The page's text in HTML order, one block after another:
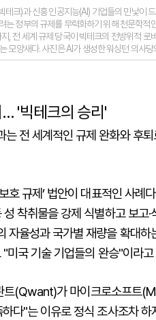
크)과 신흥 인공지능(AI) 기업들의 민낯이
는 정부의 규제를 무력화하기 위해 천문학적
, 전 세계 규제 당국이 빅테크의 전방위적 로
모양새다. 사진은 AI가 생성한 워싱턴 의사당
'빅테크의 승리'
전 세계적인 규제 완화와 후퇴
호 규제’ 법안이 대표적인 사례
착취물을 강제 식별하고 보고·
자율성과 국가별 재량을 확대하
미국 기술 기업들의 완승"이라
트(Qwant)가 마이크로소프트
다"는 이유로 정식 조사조차 하